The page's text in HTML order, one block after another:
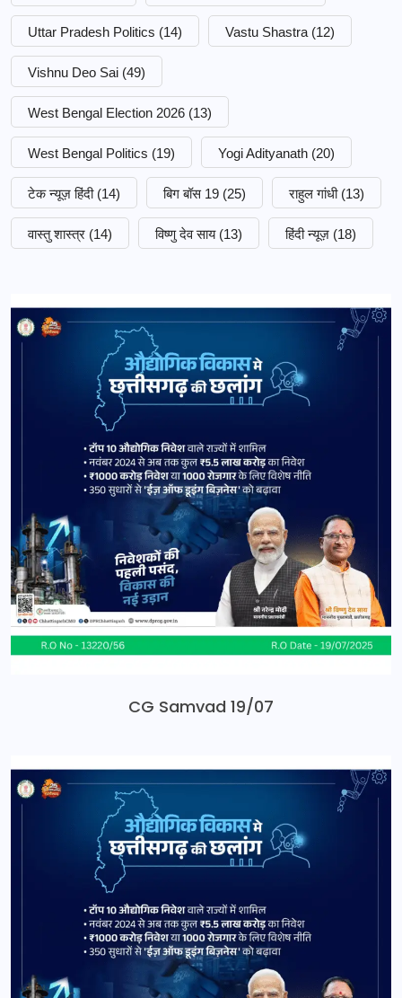
Uttar Pradesh Politics (14) Vastu Shastra (12)
Vishnu Deo Sai (49)
West Bengal Election 2026 (13)
West Bengal Politics (19) Yogi Adityanath (20)
टेक न्यूज़ हिंदी (14) बिग बॉस 19 (25) राहुल गांधी (13)
वास्तु शास्त्र (14) विष्णु देव साय (13) हिंदी न्यूज़ (18)
CG Samvad 19/07